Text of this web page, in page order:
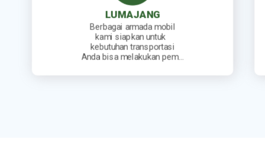
JEMBER
Kami sediakan jadwal
keberangkatan travel yang
lengkap. Mulai dari travel
berangkat pagi, siang, sore…